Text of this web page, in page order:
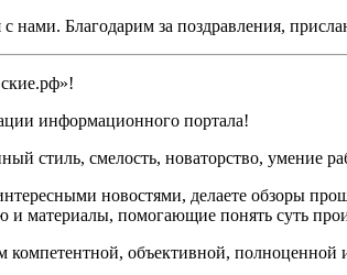
нами. Благодарим за поздравления,
информационного портала!
стиль, смелость, новаторство, умение
новостями, делаете обзоры
и материалы, помогающие понять суть
объективной,